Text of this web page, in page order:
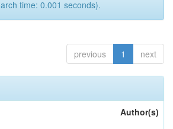
time: 0.001 seconds).
previous 1 next
Author(s)